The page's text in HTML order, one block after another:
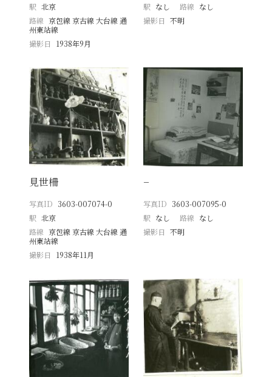
駅 北京
路線 京包線 京古線 大台線 通
州東站線
撮影日
1938年9月
駅 なし 路線 なし
撮影日 不明
見世柵
写真ID 3603-007074-0
駅 北京
路線 京包線 京古線 大台線 通
州東站線
撮影日
1938年11月
−
写真ID 3603-007095-0
駅 なし 路線 なし
撮影日 不明